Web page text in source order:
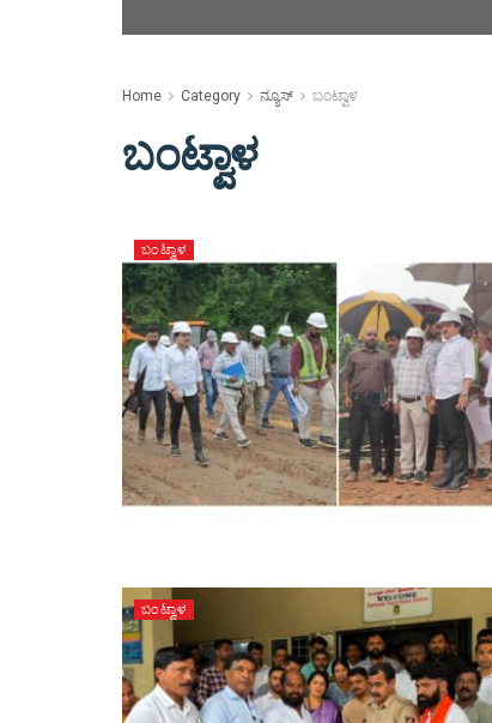
Home Category ನ್ಯೂಸ್ ಬಂಟ್ವಾಳ
ಬಂಟ್ವಾಳ
ಬಂಟ್ವಾಳ
ಬಂಟ್ವಾಳ